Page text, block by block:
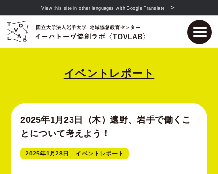
View this site in other languages with Google Translate ＞
イベントレポート
2025年1月23日（木）遠野、岩手で働くこ
とについて考えよう！
2025年1月28日 イベントレポート